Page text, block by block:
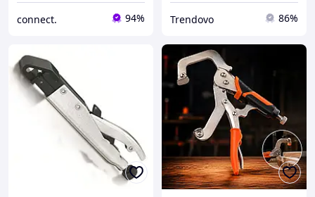
connect. 94% Trendovo 86%